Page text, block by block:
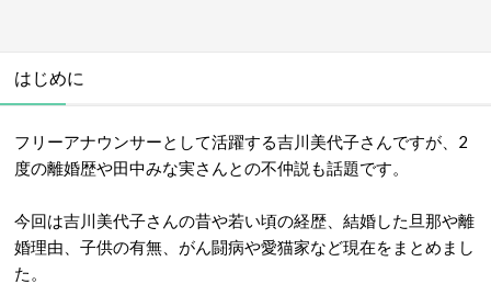
はじめに
フリーアナウンサーとして活躍する吉川美代子さんですが、2
度の離婚歴や田中みな実さんとの不仲説も話題です。
今回は吉川美代子さんの昔や若い頃の経歴、結婚した旦那や離
婚理由、子供の有無、がん闘病や愛猫家など現在をまとめまし
た。